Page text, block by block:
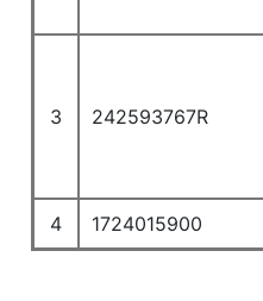
3 242593767R
4 1724015900